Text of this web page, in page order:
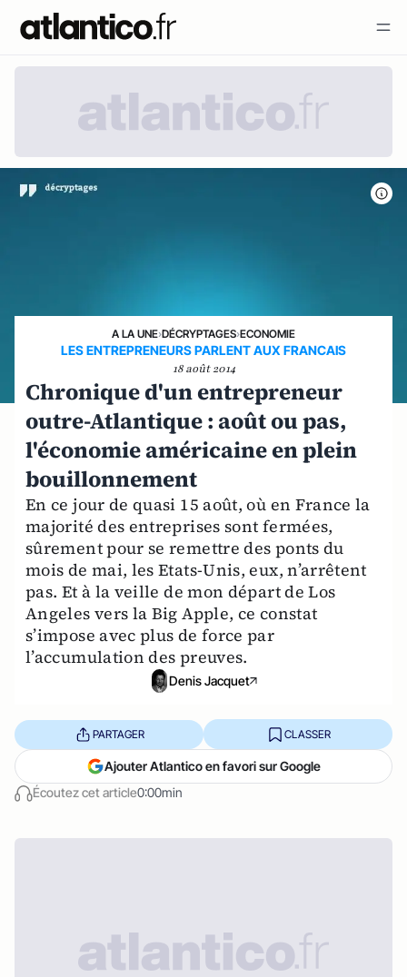
A LA UNE›DÉCRYPTAGES›ECONOMIE
LES ENTREPRENEURS PARLENT AUX FRANCAIS
18 août 2014
Chronique d'un entrepreneur
outre-Atlantique : août ou pas,
l'économie américaine en plein
bouillonnement
En ce jour de quasi 15 août, où en France la
majorité des entreprises sont fermées,
sûrement pour se remettre des ponts du
mois de mai, les Etats-Unis, eux, n’arrêtent
pas. Et à la veille de mon départ de Los
Angeles vers la Big Apple, ce constat
s’impose avec plus de force par
l’accumulation des preuves.
Denis Jacquet
Écoutez cet article0:00min
PARTAGER CLASSER
Ajouter Atlantico en favori sur Google